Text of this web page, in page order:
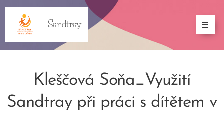
Sandtray
Kleščová Soňa_Využití
Sandtray při práci s dítětem v